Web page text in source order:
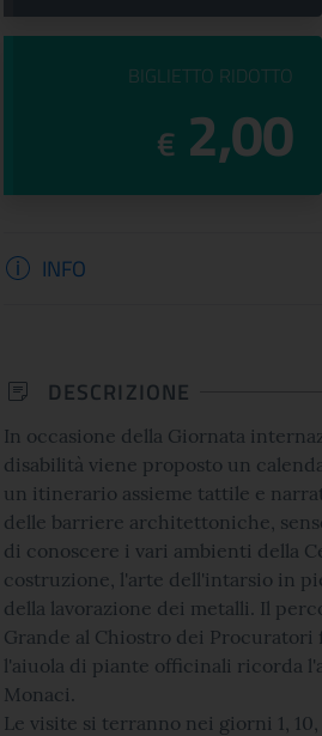
PREZZO DEL
BIGLIETTO RIDOTTO
€ 2,00
Informazioni biglietteria
INFO
DESCRIZIONE
In occasione della Giornata
disabilità viene proposto un
un itinerario assieme tattile e
delle barriere architettoniche,
di conoscere i vari ambienti della
costruzione, l'arte dell'intarsio in
della lavorazione dei metalli. Il
Grande al Chiostro dei
l'aiuola di piante officinali ricorda
Monaci.
Le visite si terranno nei giorni 1,